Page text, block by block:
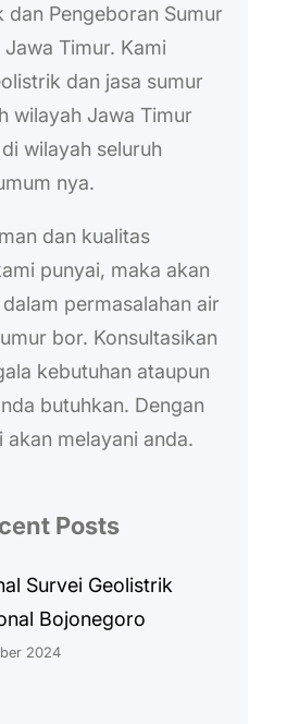
dan Pengeboran Sumur
Timur. Kami
dan jasa sumur
wilayah Jawa Timur
wilayah seluruh
nya.
dan kualitas
punyai, maka akan
permasalahan air
bor. Konsultasikan
kebutuhan ataupun
butuhkan. Dengan
akan melayani anda.
Posts
Survei Geolistrik
Bojonegoro
2024